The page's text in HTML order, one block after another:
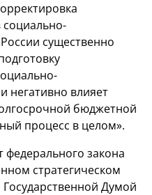
существенно
негативно влияет
бюджетной
процесс в целом».
федерального закона
стратегическом
Думой